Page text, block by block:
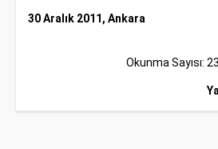
30 Aralık 2011, Ankara
Okunma Sayısı: